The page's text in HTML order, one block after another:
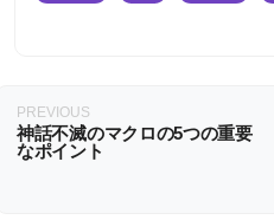
PREVIOUS
神話不滅のマクロの5つの重要
なポイント